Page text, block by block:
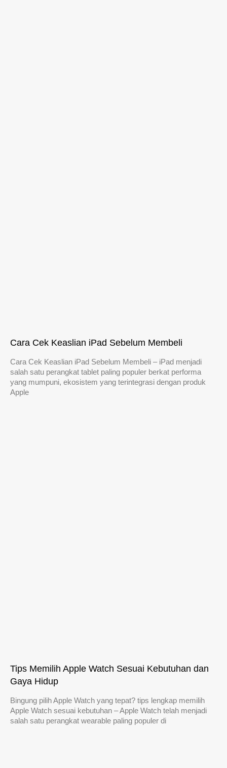
Cara Cek Keaslian iPad Sebelum Membeli
Cara Cek Keaslian iPad Sebelum Membeli – iPad menjadi
salah satu perangkat tablet paling populer berkat performa
yang mumpuni, ekosistem yang terintegrasi dengan produk
Apple
Tips Memilih Apple Watch Sesuai Kebutuhan dan
Gaya Hidup
Bingung pilih Apple Watch yang tepat? tips lengkap memilih
Apple Watch sesuai kebutuhan – Apple Watch telah menjadi
salah satu perangkat wearable paling populer di